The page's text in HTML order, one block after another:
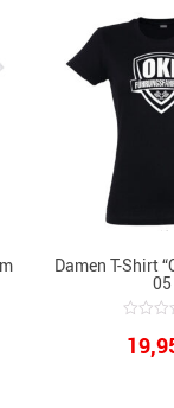
Damen T-Shirt
05
out
of